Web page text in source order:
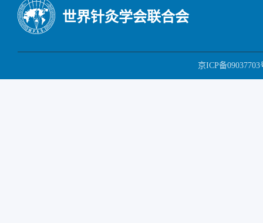
世界针灸学会联合会
京ICP备09037703